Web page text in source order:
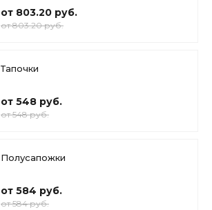
от 803.20 руб.
от 803.20 руб.
Тапочки
от 548 руб.
от 548 руб.
Полусапожки
от 584 руб.
от 584 руб.